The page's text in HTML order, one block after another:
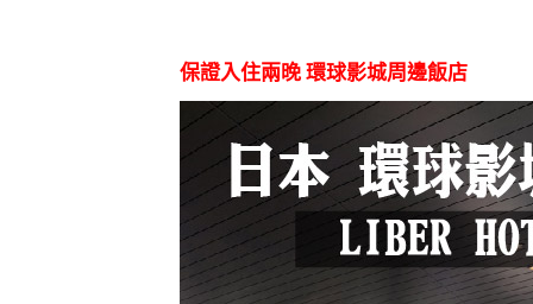
保證入住兩晚 環球影城周邊飯店